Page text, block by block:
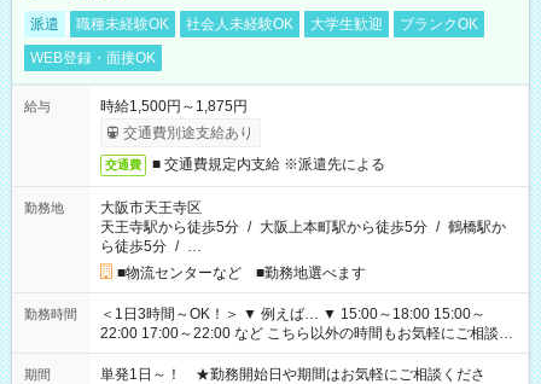
派遣 職種未経験OK 社会人未経験OK 大学生歓迎
ブランクOK
WEB登録・面接OK
給与
時給1,500円～1,875円
交通費別途支給あり
交通費 ■ 交通費規定内支給 ※派遣先による
勤務地
大阪市天王寺区
天王寺駅から徒歩5分 / 大阪上本町駅から徒歩5分 / 鶴橋駅か
ら徒歩5分 / …
■物流センターなど ■勤務地選べます
勤務時間
＜1日3時間～OK！＞ ▼ 例えば… ▼ 15:00～18:00 15:00～
22:00 17:00～22:00 など こちら以外の時間もお気軽にご相談く
ださい！
期間
単発1日～！ ★勤務開始日や期間はお気軽にご相談くださ